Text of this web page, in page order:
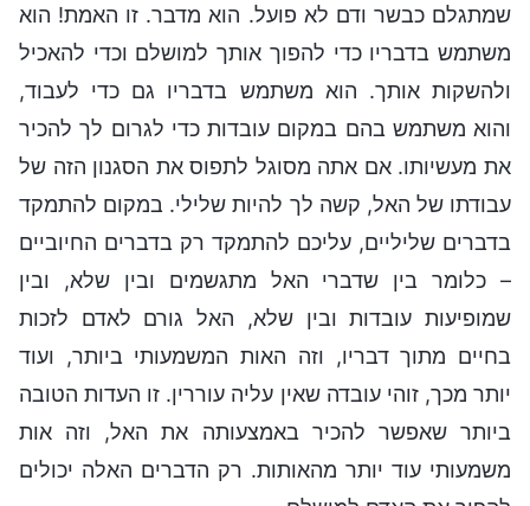
שמתגלם כבשר ודם לא פועל. הוא מדבר. זו האמת! הוא
משתמש בדבריו כדי להפוך אותך למושלם וכדי להאכיל
ולהשקות אותך. הוא משתמש בדבריו גם כדי לעבוד,
והוא משתמש בהם במקום עובדות כדי לגרום לך להכיר
את מעשיותו. אם אתה מסוגל לתפוס את הסגנון הזה של
עבודתו של האל, קשה לך להיות שלילי. במקום להתמקד
בדברים שליליים, עליכם להתמקד רק בדברים החיוביים
– כלומר בין שדברי האל מתגשמים ובין שלא, ובין
שמופיעות עובדות ובין שלא, האל גורם לאדם לזכות
בחיים מתוך דבריו, וזה האות המשמעותי ביותר, ועוד
יותר מכך, זוהי עובדה שאין עליה עוררין. זו העדות הטובה
ביותר שאפשר להכיר באמצעותה את האל, וזה אות
משמעותי עוד יותר מהאותות. רק הדברים האלה יכולים